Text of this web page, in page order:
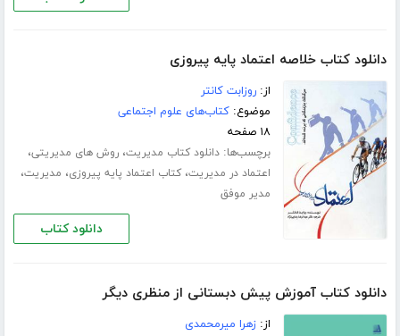
دانلود کتاب خلاصه اعتماد پایه پیروزی
از:روزابت کانتر
موضوع:کتاب‌های علوم اجتماعی
۱۸ صفحه
برچسب‌ها:دانلود کتاب مدیریت،روش های مدیریتی،
اعتماد در مدیریت،کتاب اعتماد پایه پیروزی، مدیریت،
مدیر موفق
دانلود کتاب
دانلود کتاب آموزش پیش دبستانی از منظری دیگر
از:زهرا میرمحمدی